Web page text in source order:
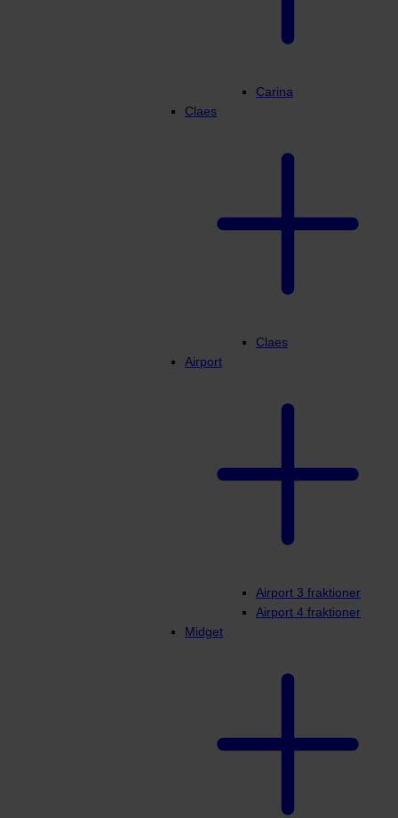
Carina
Claes
Claes
Airport
Airport 3 fraktioner
Airport 4 fraktioner
Midget